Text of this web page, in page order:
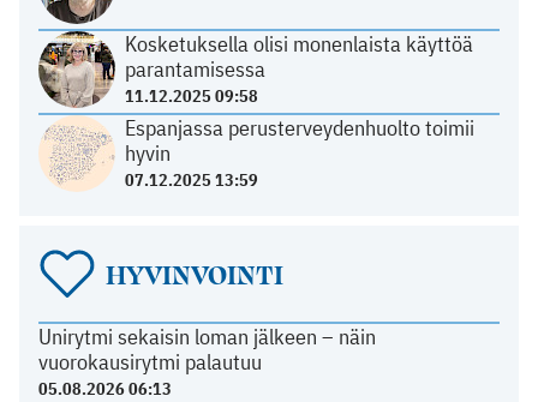
Kosketuksella olisi monenlaista käyttöä
parantamisessa
11.12.2025 09:58
Espanjassa perusterveydenhuolto toimii
hyvin
07.12.2025 13:59
HYVINVOINTI
Unirytmi sekaisin loman jälkeen – näin
vuorokausirytmi palautuu
05.08.2026 06:13